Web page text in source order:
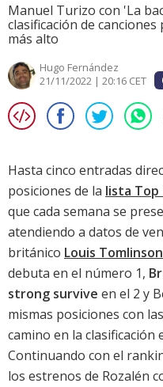
Manuel Turizo con 'La
clasificación de
más alto
Hugo Fernández
21/11/2022 | 20:16 CET
Hasta cinco entradas
posiciones de la lista Top
que cada semana se
atendiendo a datos de
británico Louis
debuta en el número 1,
strong survive en el 2 y
mismas posiciones con
camino en la clasificación
Continuando con el
los estrenos de Rozalén